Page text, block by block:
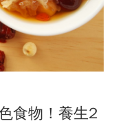
食物！養生2